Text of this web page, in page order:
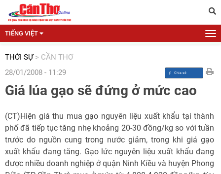
TIẾNG VIỆT
THỜI SỰ > CẦN THƠ
28/01/2008 - 11:29
Giá lúa gạo sẽ đứng ở mức cao
(CT)Hiện giá thu mua gạo nguyên liệu xuất khẩu tại thành
phố đã tiếp tục tăng nhẹ khoảng 20-30 đồng/kg so với tuần
trước do nguồn cung trong nước giảm, trong khi giá gạo
xuất khẩu đang tăng. Gạo lức nguyên liệu xuất khẩu đang
được nhiều doanh nghiệp ở quận Ninh Kiều và huyện Phong